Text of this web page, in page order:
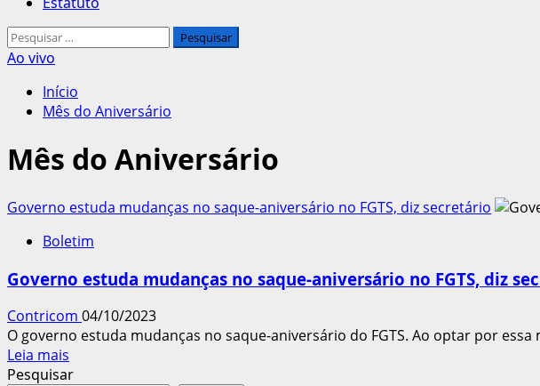
Pesquisar
por:
Ao vivo
Início
Mês do Aniversário
Mês do Aniversário
Governo estuda mudanças no saque-aniversário no FGTS, diz secretário
Boletim
Governo estuda mudanças no saque-aniversário no FGTS, diz
Contricom 04/10/2023
O governo estuda mudanças no saque-aniversário do FGTS. Ao optar por
Leia mais
mais
Pesquisar